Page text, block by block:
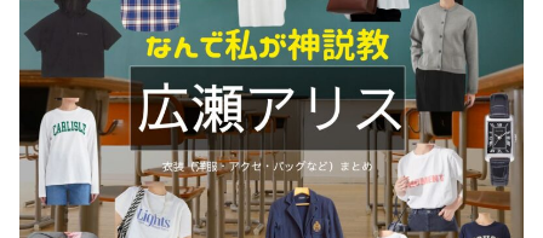
・菜々緒
・
吉川愛
・ 見上愛
・出口夏希
・田辺桃子